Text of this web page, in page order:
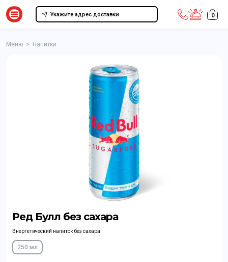
Укажите адрес доставки 0
Меню > Напитки
Ред Булл без сахара
Энергетический напиток без сахара
250 мл